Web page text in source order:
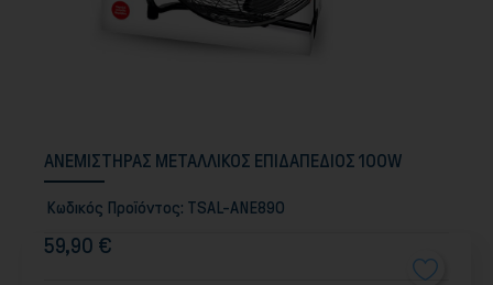
ΑΝΕΜΙΣΤΗΡΑΣ ΜΕΤΑΛΛΙΚΟΣ ΕΠΙΔΑΠΕΔΙΟΣ 100W
Κωδικός Προϊόντος: TSAL-ANE890
59,90 €